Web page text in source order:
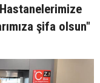
şifa olsun"